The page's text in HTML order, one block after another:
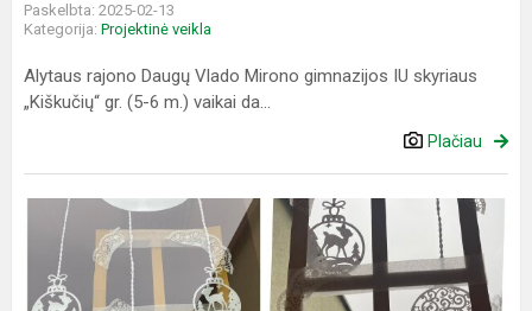
Paskelbta: 2025-02-13
Kategorija: Projektinė veikla
Alytaus rajono Daugų Vlado Mirono gimnazijos IU skyriaus
„Kiškučių“ gr. (5-6 m.) vaikai da...
Plačiau
Projektas
„Žvilgsnis
žiemos